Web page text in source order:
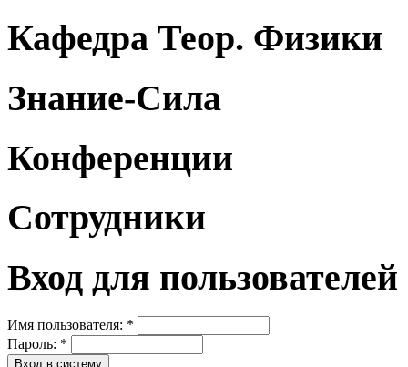
Кафедра Теор. Физики
Знание-Сила
Конференции
Сотрудники
Вход для пользователей
Имя пользователя: *
Пароль: *